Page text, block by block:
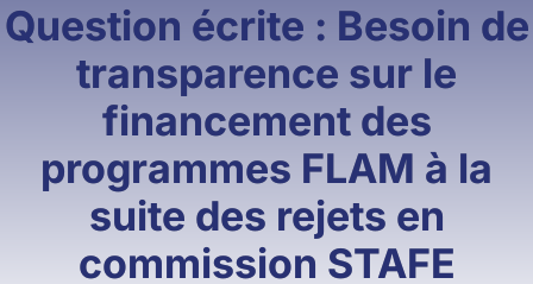
Question écrite : Besoin de
transparence sur le
financement des
programmes FLAM à la
suite des rejets en
commission STAFE